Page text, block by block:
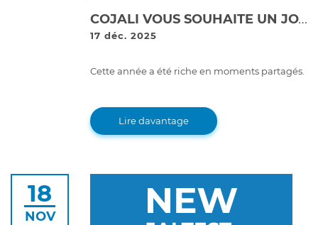
COJALI VOUS SOUHAITE UN JOYEUX NOËL ET UNE BONNE ANNÉE 2026 !
17 déc. 2025
Cette année a été riche en moments partagés.
Lire davantage
18
NOV